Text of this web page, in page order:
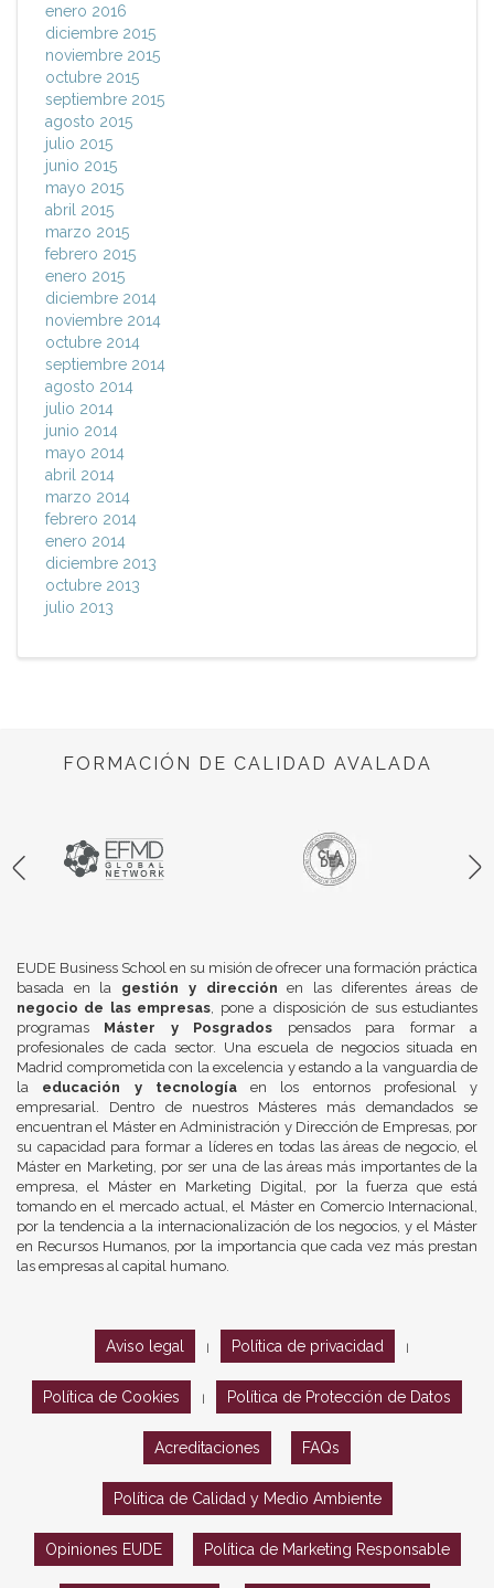
enero 2016
diciembre 2015
noviembre 2015
octubre 2015
septiembre 2015
agosto 2015
julio 2015
junio 2015
mayo 2015
abril 2015
marzo 2015
febrero 2015
enero 2015
diciembre 2014
noviembre 2014
octubre 2014
septiembre 2014
agosto 2014
julio 2014
junio 2014
mayo 2014
abril 2014
marzo 2014
febrero 2014
enero 2014
diciembre 2013
octubre 2013
julio 2013
FORMACIÓN DE CALIDAD AVALADA
EUDE Business School en su misión de ofrecer una formación práctica
basada en la gestión y dirección en las diferentes áreas de
negocio de las empresas, pone a disposición de sus estudiantes
programas Máster y Posgrados pensados para formar a
profesionales de cada sector. Una escuela de negocios situada en
Madrid comprometida con la excelencia y estando a la vanguardia de
la educación y tecnologíaen los entornos profesional y
empresarial. Dentro de nuestros Másteres más demandados se
encuentran el Máster en Administración y Dirección de Empresas, por
su capacidad para formar a líderes en todas las áreas de negocio, el
Máster en Marketing, por ser una de las áreas más importantes de la
empresa, el Máster en Marketing Digital, por la fuerza que está
tomando en el mercado actual, el Máster en Comercio Internacional,
por la tendencia a la internacionalización de los negocios, y el Máster
en Recursos Humanos, por la importancia que cada vez más prestan
las empresas al capital humano.
Aviso legal Política de privacidad
Política de Cookies Política de Protección de Datos
Acreditaciones FAQs
Política de Calidad y Medio Ambiente
Opiniones EUDE Política de Marketing Responsable